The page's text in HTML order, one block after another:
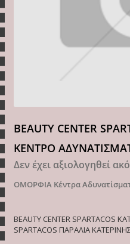
BEAUTY CENTER
ΚΕΝΤΡΟ
Δεν έχει αξιολογηθεί
ΟΜΟΡΦΙΑ Κέντρα
BEAUTY CENTER SPARTACOS
SPARTACOS ΠΑΡΑΛΙΑ